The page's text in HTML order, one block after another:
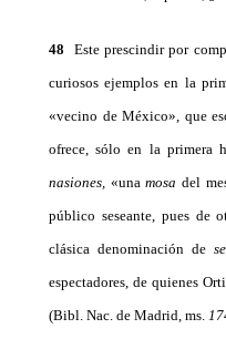
48 Este prescindir por
curiosos ejemplos en la
«vecino de México», que
ofrece, sólo en la primera
nasiones, «unamosadel
público seseante, pues de
clásica denominación de
espectadores, de quienes
(Bibl. Nac. de Madrid, ms.